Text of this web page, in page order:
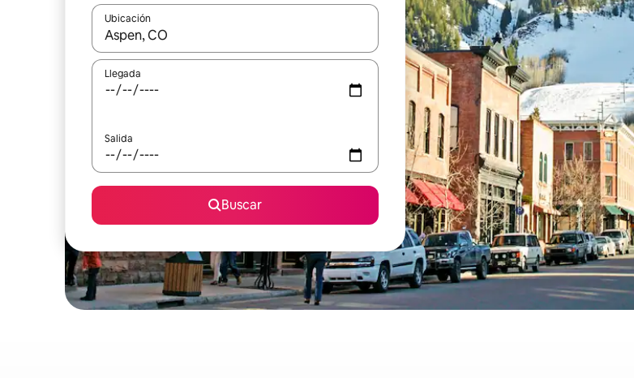
Ubicación
Cuando los resultados estén disponibles, podrás navegar usando las teclas de las flechas hacia
Llegada
Salida
Buscar